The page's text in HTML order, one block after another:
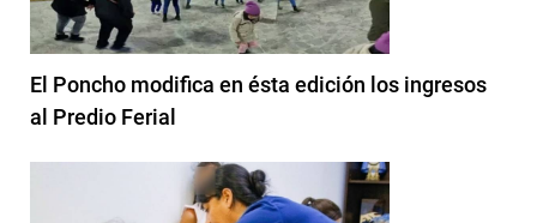
El Poncho modifica en ésta edición los ingresos
al Predio Ferial